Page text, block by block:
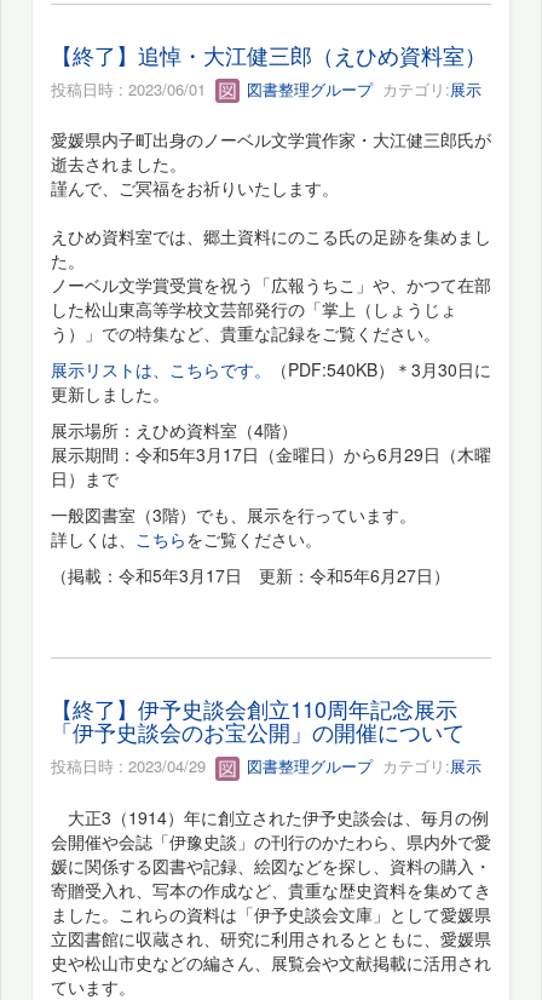
【終了】追悼・大江健三郎（えひめ資料室）
投稿日時 : 2023/06/01 図書整理グループカテゴリ:展示
愛媛県内子町出身のノーベル文学賞作家・大江健三郎氏が
逝去されました。
謹んで、ご冥福をお祈りいたします。
えひめ資料室では、郷土資料にのこる氏の足跡を集めまし
た。
ノーベル文学賞受賞を祝う「広報うちこ」や、かつて在部
した松山東高等学校文芸部発行の「掌上（しょうじょ
う）」での特集など、貴重な記録をご覧ください。
展示リストは、こちらです。
（PDF:540KB）＊3月30日に
更新しました。
展示場所：えひめ資料室（4階）
展示期間：令和5年3月17日（金曜日）から6月29日（木曜
日）まで
一般図書室（3階）でも、展示を行っています。
詳しくは、 こちらをご覧ください。
（掲載：令和5年3月17日 更新：令和5年6月27日）
【終了】伊予史談会創立110周年記念展示
「伊予史談会のお宝公開」の開催について
投稿日時 : 2023/04/29 図書整理グループカテゴリ:展示
大正3（1914）年に創立された伊予史談会は、毎月の例
会開催や会誌「伊豫史談」の刊行のかたわら、県内外で愛
媛に関係する図書や記録、絵図などを探し、資料の購入・
寄贈受入れ、写本の作成など、貴重な歴史資料を集めてき
ました。これらの資料は「伊予史談会文庫」として愛媛県
立図書館に収蔵され、研究に利用されるとともに、愛媛県
史や松山市史などの編さん、展覧会や文献掲載に活用され
ています。